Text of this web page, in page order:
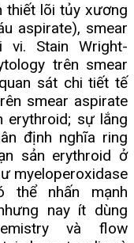
thiết lõi tủy xương
aspirate), smear
vi. Stain Wright-
trên smear
sát chi tiết tế
smear aspirate
erythroid; sự lắng
định nghĩa ring
sản erythroid ở
myeloperoxidase
thể nhấn mạnh
nay ít dùng
và flow